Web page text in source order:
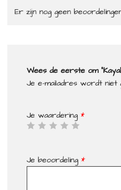
Er zijn nog geen
Wees de eerste om
Je e-mailadres wordt niet
Je waardering *
Je beoordeling *